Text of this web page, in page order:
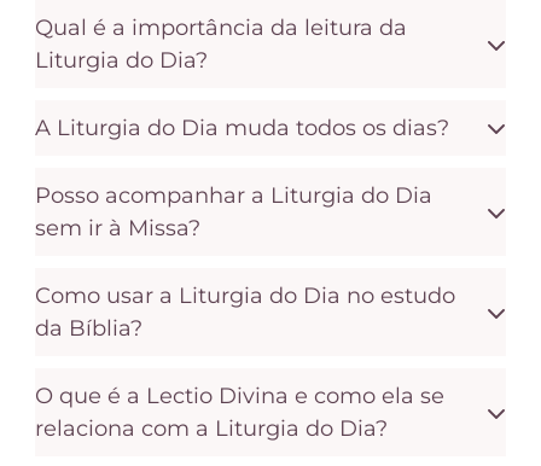
Qual é a importância da leitura da
Liturgia do Dia?
A Liturgia do Dia muda todos os dias?
Posso acompanhar a Liturgia do Dia
sem ir à Missa?
Como usar a Liturgia do Dia no estudo
da Bíblia?
O que é a Lectio Divina e como ela se
relaciona com a Liturgia do Dia?